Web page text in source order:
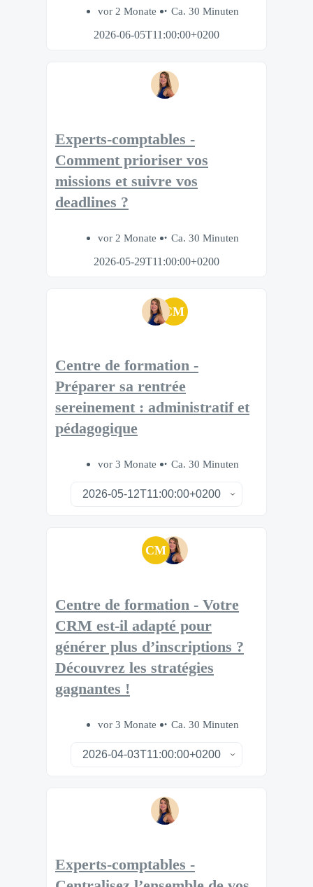
vor 2 Monate
Ca. 30 Minuten
2026-06-05T11:00:00+0200
Experts-comptables -
Comment prioriser vos
missions et suivre vos
deadlines ?
vor 2 Monate
Ca. 30 Minuten
2026-05-29T11:00:00+0200
CM
Centre de formation -
Préparer sa rentrée
sereinement : administratif et
pédagogique
vor 3 Monate Ca. 30 Minuten
CM
Centre de formation - Votre
CRM est-il adapté pour
générer plus d’inscriptions ?
Découvrez les stratégies
gagnantes !
vor 3 Monate Ca. 30 Minuten
Experts-comptables -